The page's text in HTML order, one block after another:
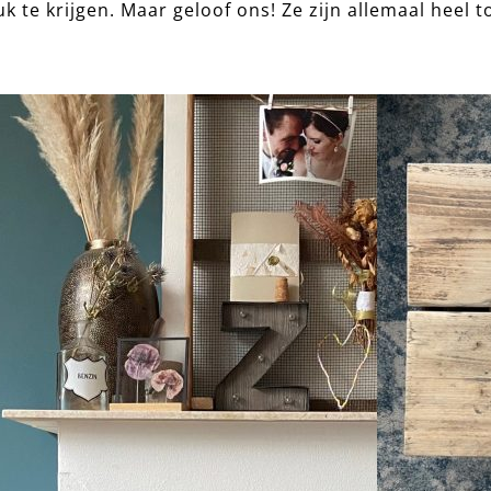
te krijgen. Maar geloof ons! Ze zijn allemaal heel